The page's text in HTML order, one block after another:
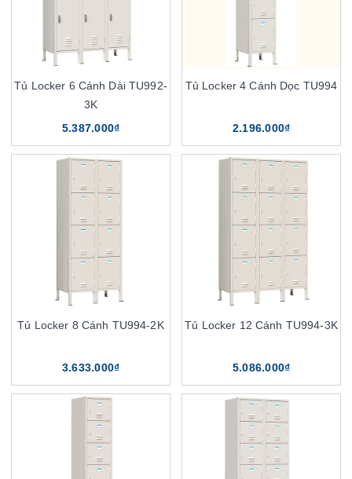
Tủ Locker 6 Cánh Dài TU992-
3K
5.387.000₫
Tủ Locker 4 Cánh Dọc TU994
2.196.000₫
Tủ Locker 8 Cánh TU994-2K
3.633.000₫
Tủ Locker 12 Cánh TU994-3K
5.086.000₫